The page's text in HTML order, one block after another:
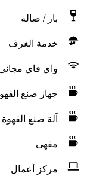
بار / صالة
خدمة الغرف
واي فاي
جهاز صنع
آلة صنع القهوة
مقهى
مركز أعمال